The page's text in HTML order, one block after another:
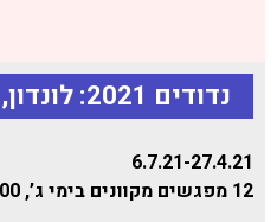
נדודים 2021: לונדון, ברלין, ניו יורק - אמנות ישראלית מחוץ לישראל
6.7.21-27.4.21
12 מפגשים מקוונים בימי ג’, 19:00 – 20:30